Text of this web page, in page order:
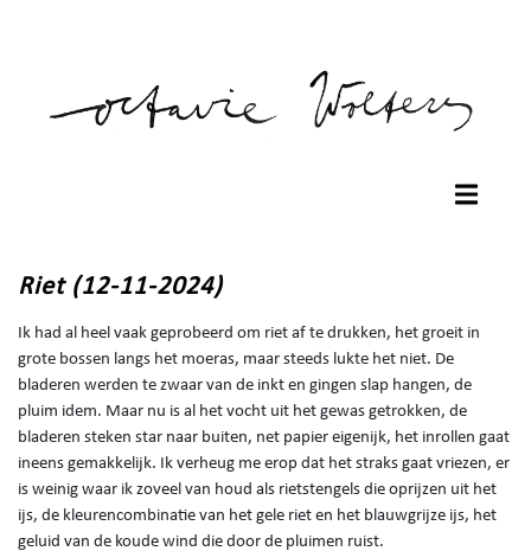
Riet (12-11-2024)
Ik had al heel vaak geprobeerd om riet af te drukken, het groeit in
grote bossen langs het moeras, maar steeds lukte het niet. De
bladeren werden te zwaar van de inkt en gingen slap hangen, de
pluim idem. Maar nu is al het vocht uit het gewas getrokken, de
bladeren steken star naar buiten, net papier eigenijk, het inrollen gaat
ineens gemakkelijk. Ik verheug me erop dat het straks gaat vriezen, er
is weinig waar ik zoveel van houd als rietstengels die oprijzen uit het
ijs, de kleurencombinatie van het gele riet en het blauwgrijze ijs, het
geluid van de koude wind die door de pluimen ruist.